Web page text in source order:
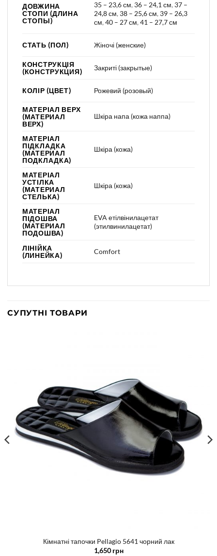
ДОВЖИНА
СТОПИ (ДЛИНА
СТОПЫ)
35 – 23,6 см, 36 – 24,1 см, 37 –
24,8 см, 38 – 25,6 см, 39 – 26,3
см,40 – 27 см,41 – 27,7 см
СТАТЬ (ПОЛ) Жіночі (женские)
КОНСТРУКЦІЯ
(КОНСТРУКЦИЯ)
Закриті (закрытые)
КОЛІР (ЦВЕТ) Рожевий (розовый)
МАТЕРІАЛ ВЕРХ
(МАТЕРИАЛ
ВЕРХ)
Шкіра напа (кожа наппа)
МАТЕРІАЛ
ПІДКЛАДКА
(МАТЕРИАЛ
ПОДКЛАДКА)
Шкіра (кожа)
МАТЕРІАЛ
УСТІЛКА
(МАТЕРИАЛ
СТЕЛЬКА)
Шкіра (кожа)
МАТЕРІАЛ
ПІДОШВА
(МАТЕРИАЛ
ПОДОШВА)
EVA етілвінилацетат
(этилвинилацетат)
ЛІНІЙКА
(ЛИНЕЙКА)
Comfort
СУПУТНІ ТОВАРИ
Кімнатні тапочки Pellagio 5641 чорний лак
1,650грн